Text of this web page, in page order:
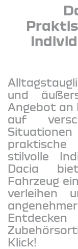
und
Angebot an
auf
Situationen
praktische
stilvolle
Dacia
Fahrzeug
verleihen
Klick!